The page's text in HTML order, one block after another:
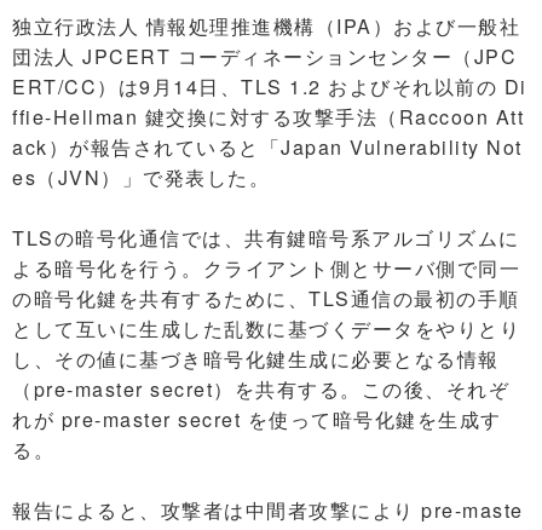
独立行政法人 情報処理推進機構（IPA）および一般社
団法人 JPCERT コーディネーションセンター（JPC
ERT/CC）は9月14日、TLS 1.2 およびそれ以前の Di
ffie-Hellman 鍵交換に対する攻撃手法（Raccoon Att
ack）が報告されていると「Japan Vulnerability Not
es（JVN）」で発表した。
TLSの暗号化通信では、共有鍵暗号系アルゴリズムに
よる暗号化を行う。クライアント側とサーバ側で同一
の暗号化鍵を共有するために、TLS通信の最初の手順
として互いに生成した乱数に基づくデータをやりとり
し、その値に基づき暗号化鍵生成に必要となる情報
（pre-master secret）を共有する。この後、それぞ
れが pre-master secret を使って暗号化鍵を生成す
る。
報告によると、攻撃者は中間者攻撃により pre-maste